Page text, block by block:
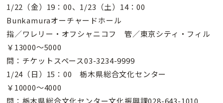
1/22（金）19：00、1/23（土）14：00
Bunkamuraオーチャードホール
指／ワレリー・オフシャニコフ 管／東京シティ・フィル
￥13000〜5000
問：チケットスペース03-3234-9999
1/24（日）15：00 栃木県総合文化センター
￥10000〜4000
問：栃木県総合文化センター文化振興課028-643-1010